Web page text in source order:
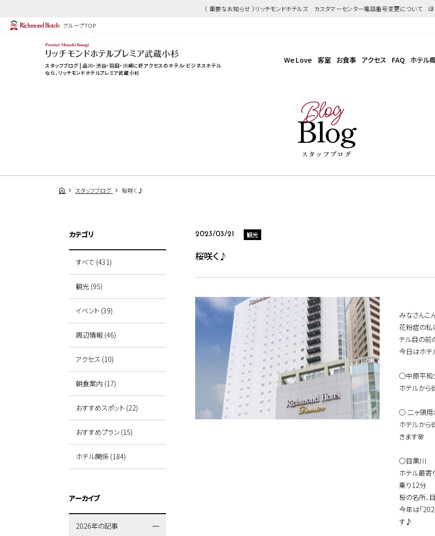
（ 重要なお知らせ ）リッチモンドホテルズ カスタマーセンター電話番号変更について
グループTOP
スタッフブログ | 品川・渋谷・羽田・川崎に好アクセスのホテル・ビジネスホテル
なら、 リッチモンドホテルプレミア武蔵小杉
We Love 客室 お食事 アクセス FAQ ホテル
Blog
Blog
スタッフブログ
スタッフブログ 桜咲く♪
2023/03/21 観光
桜咲く♪
みなさんこ
花粉症の私
テル目の前
今日はホテ
○中原平
ホテルか
○ 二ヶ領用
ホテルか
きます🌸
○目黒川
ホテル最
乗り12分
桜の名所、
今年は「
す♪
カテゴリ
すべて (431)
観光 (95)
イベント (39)
周辺情報 (46)
アクセス (10)
朝食案内 (17)
おすすめスポット (22)
おすすめプラン (15)
ホテル関係 (184)
アーカイブ
2026年の記事